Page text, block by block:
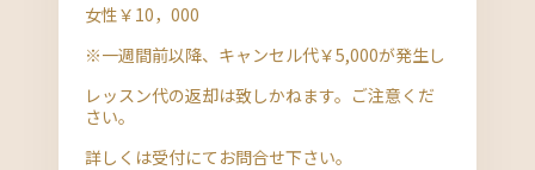
女性￥10，000
※一週間前以降、キャンセル代￥5,000が発生し
レッスン代の返却は致しかねます。ご注意くだ
さい。
詳しくは受付にてお問合せ下さい。